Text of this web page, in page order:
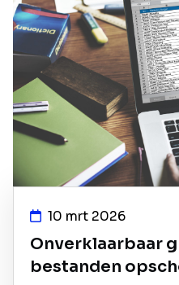
10 mrt 2026
Onverklaarbaar
bestanden